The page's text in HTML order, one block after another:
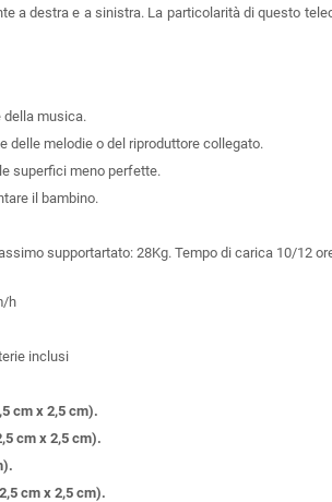
a destra e a sinistra. La particolarità di questo
della musica.
delle melodie o del riproduttore collegato.
superfici meno perfette.
il bambino.
supportartato: 28Kg. Tempo di carica 10/12
h
inclusi
cm x 2,5 cm).
cm x 2,5 cm).
cm x 2,5 cm).